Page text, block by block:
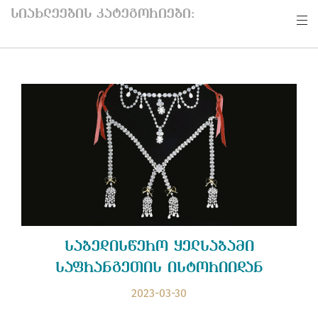
სიახლეების კატეგორიები:
საბედისწერო ყელსაბამი
საფრანგეთის ისტორიიდან
2023-03-30